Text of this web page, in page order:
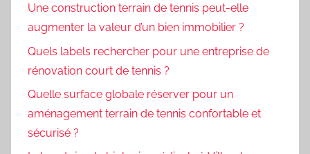
Une construction terrain de tennis peut-elle
augmenter la valeur d’un bien immobilier ?
Quels labels rechercher pour une entreprise de
rénovation court de tennis ?
Quelle surface globale réserver pour un
aménagement terrain de tennis confortable et
sécurisé ?